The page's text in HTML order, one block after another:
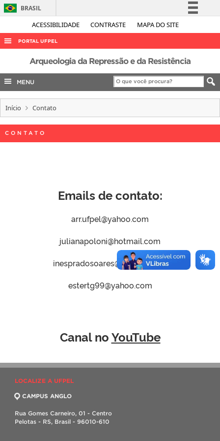
ACESSIBILIDADE CONTRASTE MAPA DO SITE
BRASIL
Simplifique!
Legislação
Canais
PORTAL UFPEL
ACESSO À INFORMAÇÃO
AUDITORIA
COBALTO
CONCURSOS
EDITAIS
INTERNACIONAL
Arqueologia da Repressão e da Resistência
MENU
Início Contato
CONTATO
Emails de contato:
arr.ufpel@yahoo.com
julianapoloni@hotmail.com
inespradosoares@hotmail.com
estertg99@yahoo.com
Canal noYouTube
LOCALIZE A UFPEL
CAMPUS ANGLO
Rua Gomes Carneiro, 01 - Centro
Pelotas - RS, Brasil - 96010-610